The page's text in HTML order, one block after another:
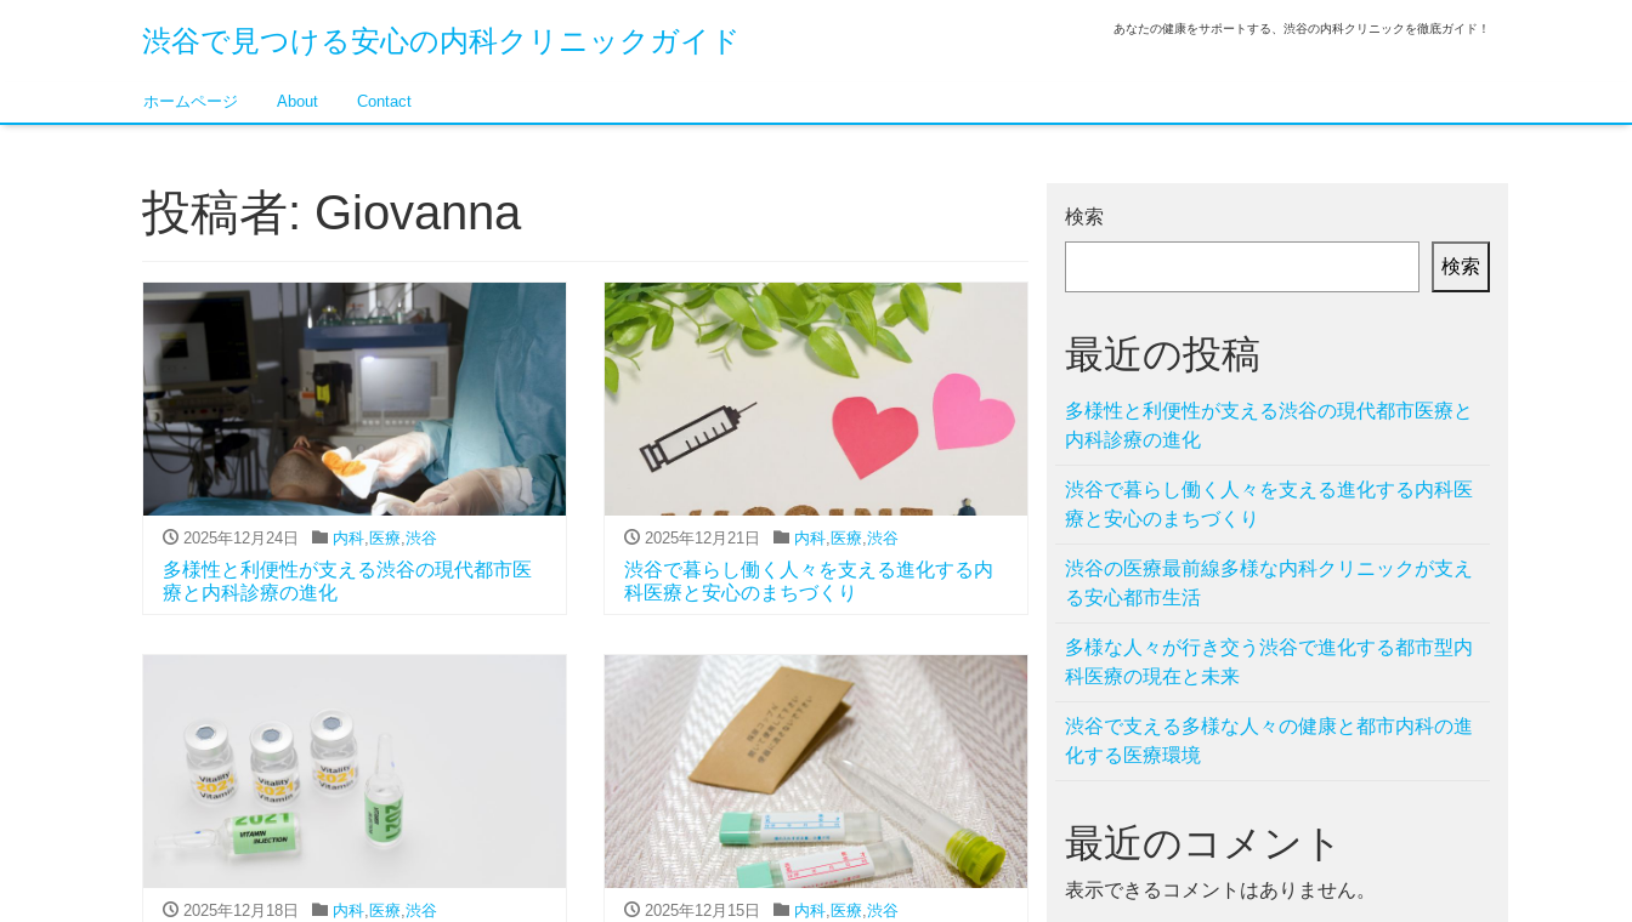
渋谷で見つける安心の内科クリニックガイド あなたの健康をサポートする、渋谷の内科クリニックを徹底ガイド！
ホームページ About Contact
投稿者: Giovanna
2025年12月24日 内科, 医療, 渋谷
多様性と利便性が支える渋谷の現代都市医
療と内科診療の進化
2025年12月21日 内科, 医療, 渋谷
渋谷で暮らし働く人々を支える進化する内
科医療と安心のまちづくり
2025年12月18日 内科,医療,渋谷 2025年12月15日 内科,医療,渋谷
検索
検索
最近の投稿
多様性と利便性が支える渋谷の現代都市医療と
内科診療の進化
渋谷で暮らし働く人々を支える進化する内科医
療と安心のまちづくり
渋谷の医療最前線多様な内科クリニックが支え
る安心都市生活
多様な人々が行き交う渋谷で進化する都市型内
科医療の現在と未来
渋谷で支える多様な人々の健康と都市内科の進
化する医療環境
最近のコメント
表示できるコメントはありません。